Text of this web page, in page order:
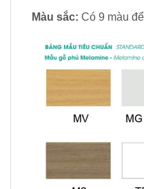
Màu sắc: Có 9 màu